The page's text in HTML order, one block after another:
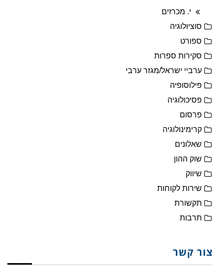
י. מכרזים
סוציולוגיה
ספורט
סקירות ספרות
ערביי ישראל/מגזר ערבי
פילוסופיה
פסיכולוגיה
פרסום
קרימינולוגיה
שאלונים
שוק ההון
שיווק
שירות לקוחות
תקשורת
תרבות
צור קשר